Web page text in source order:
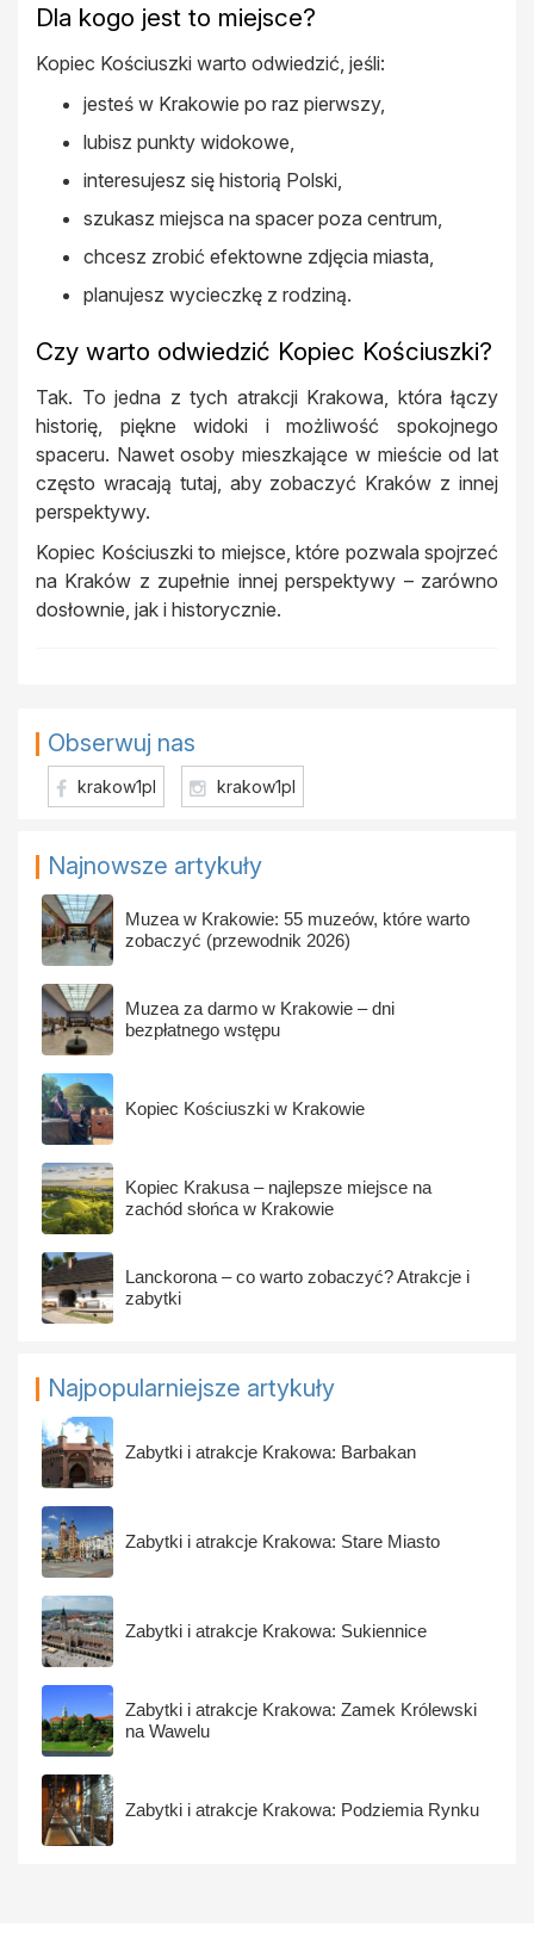
Dla kogo jest to miejsce?
Kopiec Kościuszki warto odwiedzić, jeśli:
jesteś w Krakowie po raz pierwszy,
lubisz punkty widokowe,
interesujesz się historią Polski,
szukasz miejsca na spacer poza centrum,
chcesz zrobić efektowne zdjęcia miasta,
planujesz wycieczkę z rodziną.
Czy warto odwiedzić Kopiec Kościuszki?
Tak. To jedna z tych atrakcji Krakowa, która łączy
historię, piękne widoki i możliwość spokojnego
spaceru. Nawet osoby mieszkające w mieście od lat
często wracają tutaj, aby zobaczyć Kraków z innej
perspektywy.
Kopiec Kościuszki to miejsce, które pozwala spojrzeć
na Kraków z zupełnie innej perspektywy – zarówno
dosłownie, jak i historycznie.
Obserwuj nas
krakow1pl krakow1pl
Najnowsze artykuły
Muzea w Krakowie: 55 muzeów, które warto
zobaczyć (przewodnik 2026)
Muzea za darmo w Krakowie – dni
bezpłatnego wstępu
Kopiec Kościuszki w Krakowie
Kopiec Krakusa – najlepsze miejsce na
zachód słońca w Krakowie
Lanckorona – co warto zobaczyć? Atrakcje i
zabytki
Najpopularniejsze artykuły
Zabytki i atrakcje Krakowa: Barbakan
Zabytki i atrakcje Krakowa: Stare Miasto
Zabytki i atrakcje Krakowa: Sukiennice
Zabytki i atrakcje Krakowa: Zamek Królewski
na Wawelu
Zabytki i atrakcje Krakowa: Podziemia Rynku